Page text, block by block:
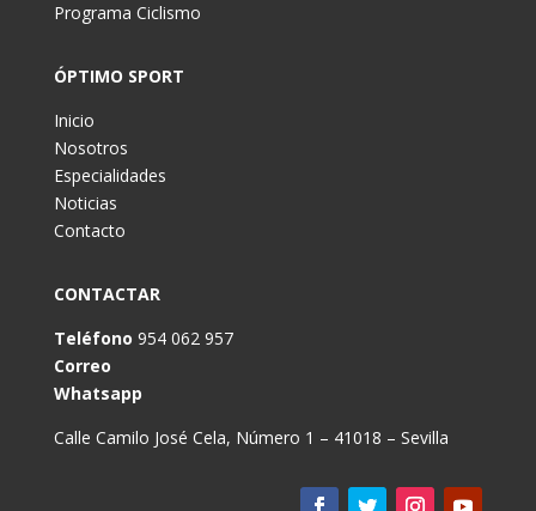
Programa Ciclismo
ÓPTIMO SPORT
Inicio
Nosotros
Especialidades
Noticias
Contacto
CONTACTAR
Teléfono 954 062 957
Correo
Whatsapp
Calle Camilo José Cela, Número 1 – 41018 – Sevilla